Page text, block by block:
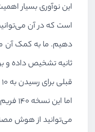
این نوآوری بسیار
است که در آن
ثانیه تشخیص داده
اما
می‌توانید از هوش